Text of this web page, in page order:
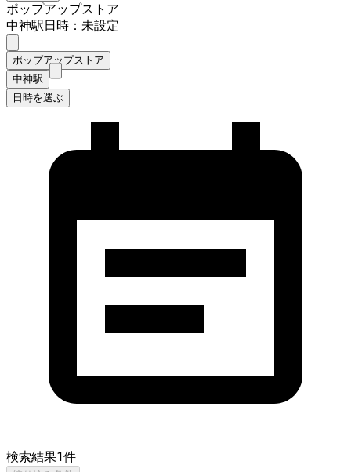
ポップアップストア
中神駅日時：未設定
ポップアップストア
中神駅
日時を選ぶ
検索結果1件